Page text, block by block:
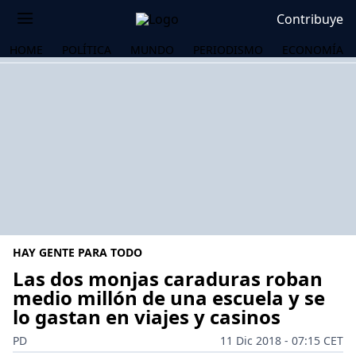
Contribuye
HOME POLÍTICA MUNDO PERIODISMO ECONOMÍA
HAY GENTE PARA TODO
Las dos monjas caraduras roban
medio millón de una escuela y se
lo gastan en viajes y casinos
PD
11 Dic 2018 - 07:15 CET